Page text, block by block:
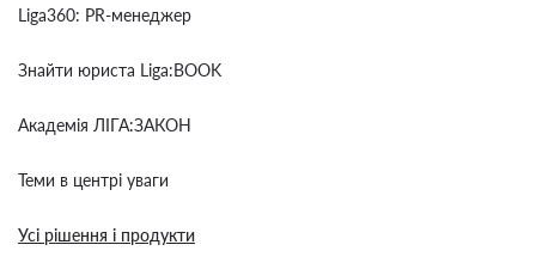
Liga360: PR-менеджер
Знайти юриста Liga:BOOK
Академія ЛІГА:ЗАКОН
Теми в центрі уваги
Усі рішення і продукти